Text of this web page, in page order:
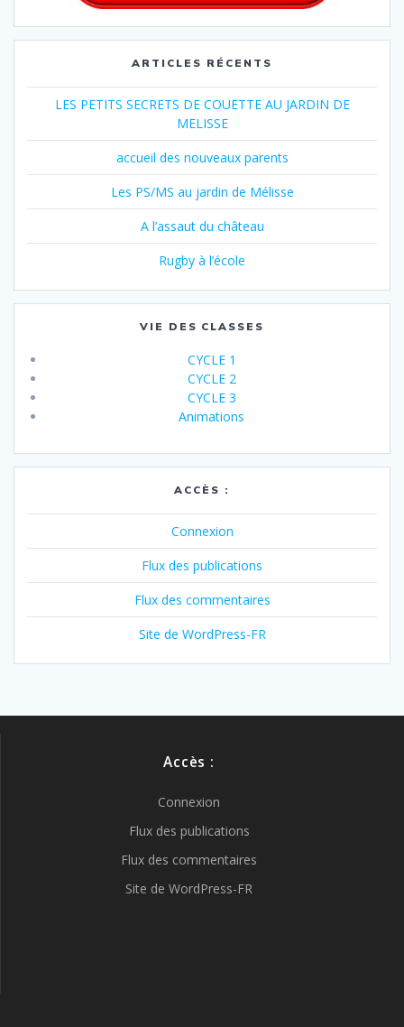
ARTICLES RÉCENTS
LES PETITS SECRETS DE COUETTE AU JARDIN DE
MELISSE
accueil des nouveaux parents
Les PS/MS au jardin de Mélisse
A l’assaut du château
Rugby à l’école
VIE DES CLASSES
CYCLE 1
CYCLE 2
CYCLE 3
Animations
ACCÈS :
Connexion
Flux des publications
Flux des commentaires
Site de WordPress-FR
Accès :
Connexion
Flux des publications
Flux des commentaires
Site de WordPress-FR